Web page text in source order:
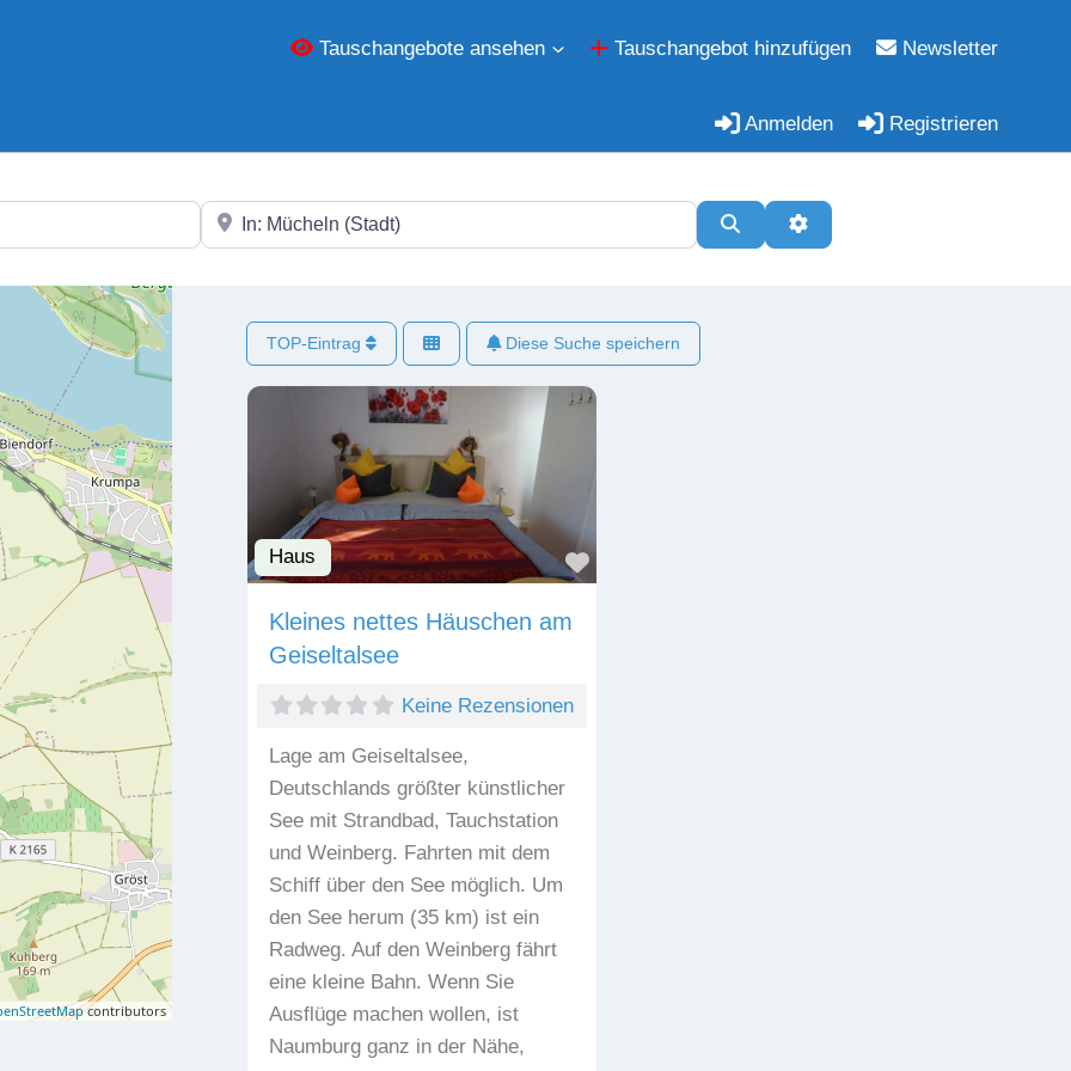
Tauschangebote ansehen Tauschangebot hinzufügen Newsletter
Anmelden Registrieren
In der Nähe SuchenErweiterte Filter
contributors
TOP-Eintrag Diese Suche speichern
Haus Favorit
Kleines nettes Häuschen am
Geiseltalsee
Keine Rezensionen
Lage am Geiseltalsee,
Deutschlands größter künstlicher
See mit Strandbad, Tauchstation
und Weinberg. Fahrten mit dem
Schiff über den See möglich. Um
den See herum (35 km) ist ein
Radweg. Auf den Weinberg fährt
eine kleine Bahn. Wenn Sie
Ausflüge machen wollen, ist
Naumburg ganz in der Nähe,